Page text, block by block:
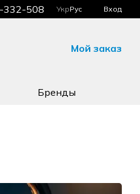
332-508 УкрРус Вход
Мой заказ
Бренды